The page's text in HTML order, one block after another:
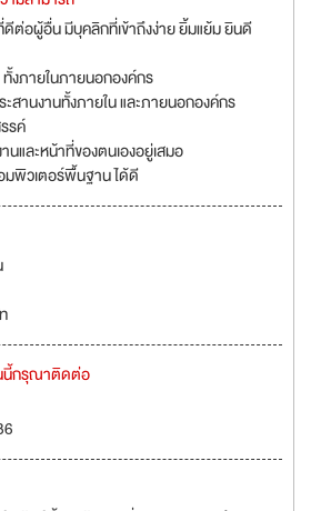
ต่อผู้อื่น มีบุคลิกที่เข้าถึงง่าย ยิ้มแย้ม ยินดี
งภายในภายนอกองค์กร
สานงานทั้งภายใน และภายนอกองค์กร
รค์
และหน้าที่ของตนเองอยู่เสมอ
มพิวเตอร์พื้นฐาน ได้ดี
นี้กรุณาติดต่อ